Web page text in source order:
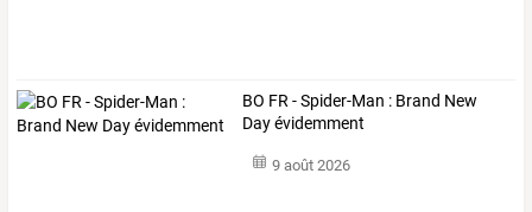
BO FR - Spider-Man : Brand New
Day évidemment
9 août 2026